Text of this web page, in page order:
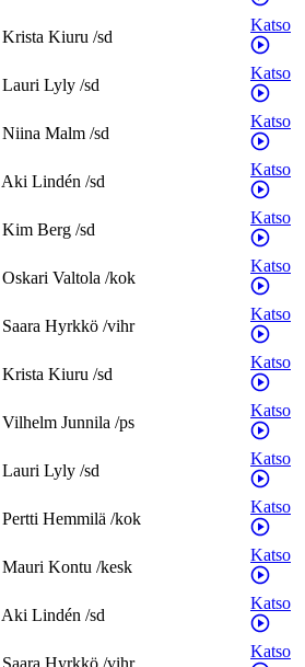
Krista Kiuru /sd
Katso
Lauri Lyly /sd
Katso
Niina Malm /sd
Katso
Aki Lindén /sd
Katso
Kim Berg /sd
Katso
Oskari Valtola /kok
Katso
Saara Hyrkkö /vihr
Katso
Krista Kiuru /sd
Katso
Vilhelm Junnila /ps
Katso
Lauri Lyly /sd
Katso
Pertti Hemmilä /kok
Katso
Mauri Kontu /kesk
Katso
Aki Lindén /sd
Katso
Katso